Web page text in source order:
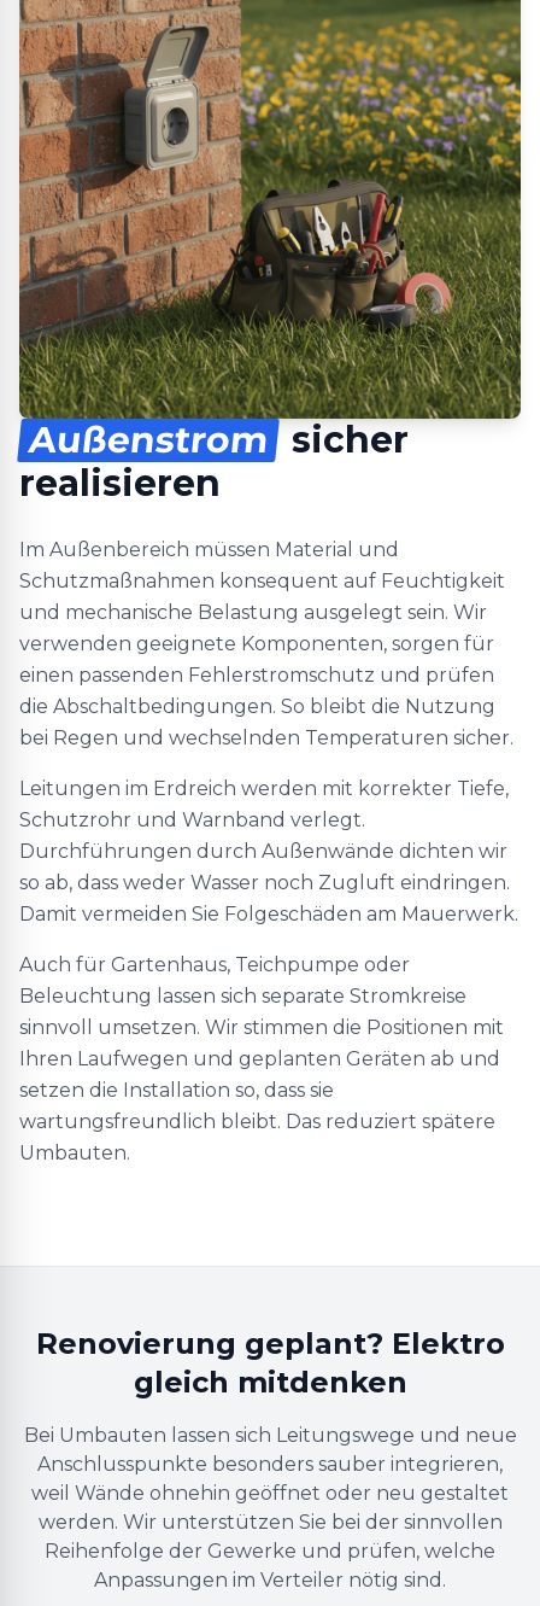
Außenstrom sicher
realisieren
Im Außenbereich müssen Material und
Schutzmaßnahmen konsequent auf Feuchtigkeit
und mechanische Belastung ausgelegt sein. Wir
verwenden geeignete Komponenten, sorgen für
einen passenden Fehlerstromschutz und prüfen
die Abschaltbedingungen. So bleibt die Nutzung
bei Regen und wechselnden Temperaturen sicher.
Leitungen im Erdreich werden mit korrekter Tiefe,
Schutzrohr und Warnband verlegt.
Durchführungen durch Außenwände dichten wir
so ab, dass weder Wasser noch Zugluft eindringen.
Damit vermeiden Sie Folgeschäden am Mauerwerk.
Auch für Gartenhaus, Teichpumpe oder
Beleuchtung lassen sich separate Stromkreise
sinnvoll umsetzen. Wir stimmen die Positionen mit
Ihren Laufwegen und geplanten Geräten ab und
setzen die Installation so, dass sie
wartungsfreundlich bleibt. Das reduziert spätere
Umbauten.
Renovierung geplant? Elektro
gleich mitdenken
Bei Umbauten lassen sich Leitungswege und neue
Anschlusspunkte besonders sauber integrieren,
weil Wände ohnehin geöffnet oder neu gestaltet
werden. Wir unterstützen Sie bei der sinnvollen
Reihenfolge der Gewerke und prüfen, welche
Anpassungen im Verteiler nötig sind.